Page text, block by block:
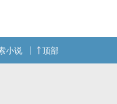
小说 顶部